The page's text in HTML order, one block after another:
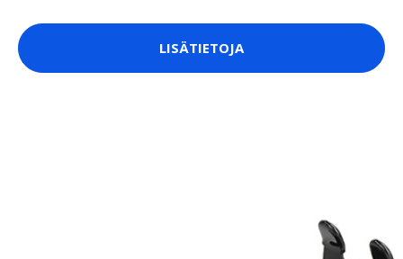
LISÄTIETOJA